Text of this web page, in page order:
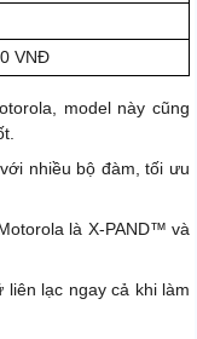
VNĐ
model này cũng
nhiều bộ đàm, tối ưu
là X-PAND™ và
lạc ngay cả khi làm